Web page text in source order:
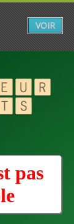
pas
VOIR